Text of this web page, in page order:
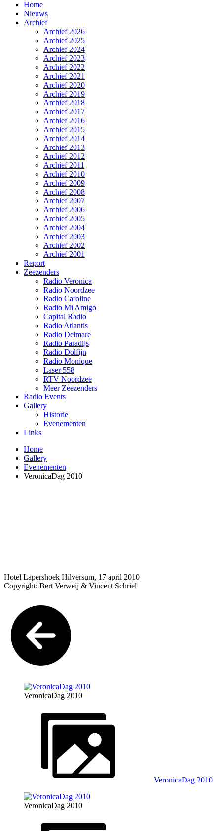
Home
Nieuws
Archief
Archief 2026
Archief 2025
Archief 2024
Archief 2023
Archief 2022
Archief 2021
Archief 2020
Archief 2019
Archief 2018
Archief 2017
Archief 2016
Archief 2015
Archief 2014
Archief 2013
Archief 2012
Archief 2011
Archief 2010
Archief 2009
Archief 2008
Archief 2007
Archief 2006
Archief 2005
Archief 2004
Archief 2003
Archief 2002
Archief 2001
Report
Zeezenders
Radio Veronica
Radio Noordzee
Radio Caroline
Radio Mi Amigo
Capital Radio
Radio Atlantis
Radio Delmare
Radio Paradijs
Radio Dolfijn
Radio Monique
Laser 558
RTV Noordzee
Meer Zeezenders
Radio Events
Gallery
Historie
Evenementen
Links
Home
Gallery
Evenementen
VeronicaDag 2010
Hotel Lapershoek Hilversum, 17 april 2010
Copyright: Bert Verweij & Vincent Schriel
VeronicaDag 2010
VeronicaDag 2010
VeronicaDag 2010